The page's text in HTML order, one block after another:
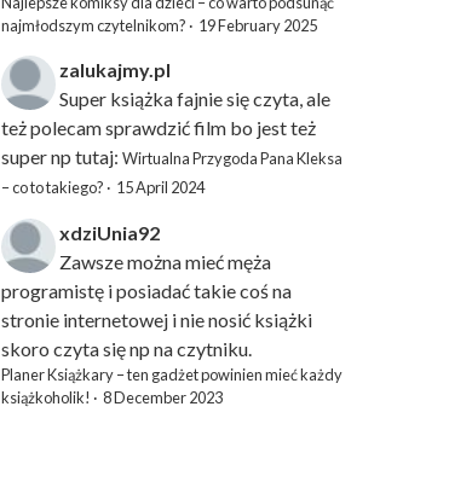
najmłodszym czytelnikom? · 19 February 2025
zalukajmy.pl
Super książka fajnie się czyta, ale
też polecam sprawdzić film bo jest też
super np tutaj: Wirtualna Przygoda Pana Kleksa
– co to takiego? · 15 April 2024
xdziUnia92
Zawsze można mieć męża
programistę i posiadać takie coś na
stronie internetowej i nie nosić książki
skoro czyta się np na czytniku.
Planer Książkary – ten gadżet powinien mieć każdy
książkoholik! · 8 December 2023